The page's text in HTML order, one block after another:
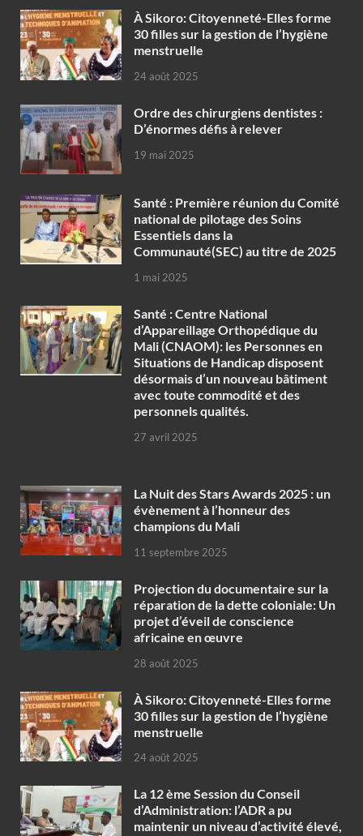
À Sikoro: Citoyenneté-Elles forme
30 filles sur la gestion de l’hygiène
menstruelle
24 août 2025
Ordre des chirurgiens dentistes :
D’énormes défis à relever
19 mai 2025
Santé : Première réunion du Comité
national de pilotage des Soins
Essentiels dans la
Communauté(SEC) au titre de 2025
1 mai 2025
Santé : Centre National
d’Appareillage Orthopédique du
Mali (CNAOM): les Personnes en
Situations de Handicap disposent
désormais d’un nouveau bâtiment
avec toute commodité et des
personnels qualités.
27 avril 2025
‎La Nuit des Stars Awards 2025 : un
évènement à l’honneur des
champions du Mali
11 septembre 2025
Projection du documentaire sur la
réparation de la dette coloniale: Un
projet d’éveil de conscience
africaine en œuvre‎
28 août 2025
À Sikoro: Citoyenneté-Elles forme
30 filles sur la gestion de l’hygiène
menstruelle
24 août 2025
La 12 ème Session du Conseil
d’Administration: l’ADR a pu
maintenir un niveau d’activité élevé,